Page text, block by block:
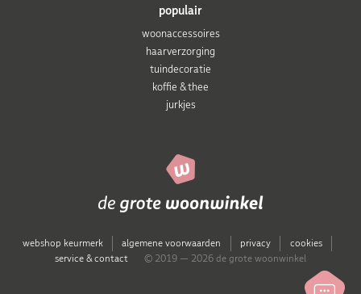
populair
woonaccessoires
haarverzorging
tuindecoratie
koffie & thee
jurkjes
webshop keurmerk algemene voorwaarden privacy
cookies
service & contact
© 2019 — 2026 de grote woonwinkel